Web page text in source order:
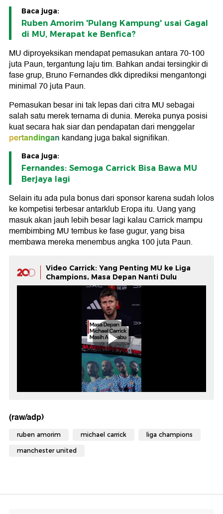
Baca juga:
Ruben Amorim 'Pulang Kampung' usai Gagal
di MU, Merapat ke Benfica?
MU diproyeksikan mendapat pemasukan antara 70-100
juta Paun, tergantung laju tim. Bahkan andai tersingkir di
fase grup, Bruno Fernandes dkk diprediksi mengantongi
minimal 70 juta Paun.
Pemasukan besar ini tak lepas dari citra MU sebagai
salah satu merek ternama di dunia. Mereka punya posisi
kuat secara hak siar dan pendapatan dari menggelar
pertandingan kandang juga bakal signifikan.
Baca juga:
Fernandes: Semoga Carrick Bisa Bawa MU
Berjaya lagi
Selain itu ada pula bonus dari sponsor karena sudah lolos
ke kompetisi terbesar antarklub Eropa itu. Uang yang
masuk akan jauh lebih besar lagi kalau Carrick mampu
membimbing MU tembus ke fase gugur, yang bisa
membawa mereka menembus angka 100 juta Paun.
Video Carrick: Yang Penting MU ke Liga
Champions, Masa Depan Nanti Dulu
(raw/adp)
ruben amorim michael carrick liga champions
manchester united